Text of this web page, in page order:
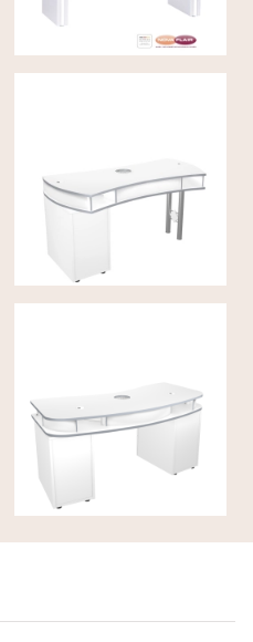
MILANO TYP II
MONZA